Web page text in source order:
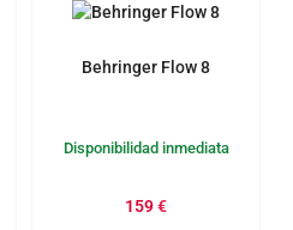
Behringer Flow 8
Disponibilidad inmediata
159€